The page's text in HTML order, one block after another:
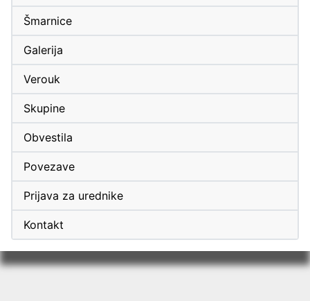
Šmarnice
Galerija
Verouk
Skupine
Obvestila
Povezave
Prijava za urednike
Kontakt